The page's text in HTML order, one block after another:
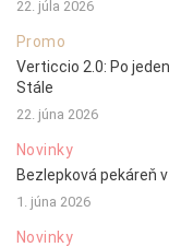
22. júla 2026
Promo
Verticcio 2.0: Po
Stále
22. júna 2026
Novinky
Bezlepková pekáreň
1. júna 2026
Novinky